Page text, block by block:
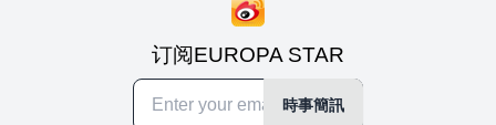
订阅EUROPA STAR
時事簡訊